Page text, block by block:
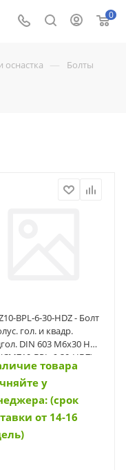
0
оснастка — Болты
BPL-6-30-HDZ - Болт
гол. и квадр.
DIN 603 М6х30 HDZ
BPL-6-30-HDZ)
товара
у
(срок
от 14-16